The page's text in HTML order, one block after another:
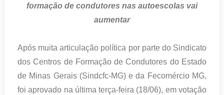
formação de condutores nas autoescolas vai
aumentar
Após muita articulação política por parte do Sindicato
dos Centros de Formação de Condutores do Estado
de Minas Gerais (Sindcfc-MG) e da Fecomércio MG,
foi aprovado na última terça-feira (18/06), em votação